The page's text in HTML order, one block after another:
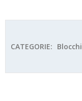
CATEGORIE: Blocchi